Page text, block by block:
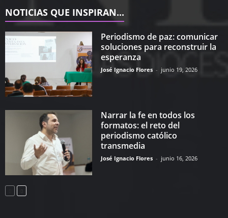
NOTICIAS QUE INSPIRAN...
Periodismo de paz: comunicar
soluciones para reconstruir la
esperanza
José Ignacio Flores - junio 19, 2026
Narrar la fe en todos los
formatos: el reto del
periodismo católico
transmedia
José Ignacio Flores - junio 16, 2026